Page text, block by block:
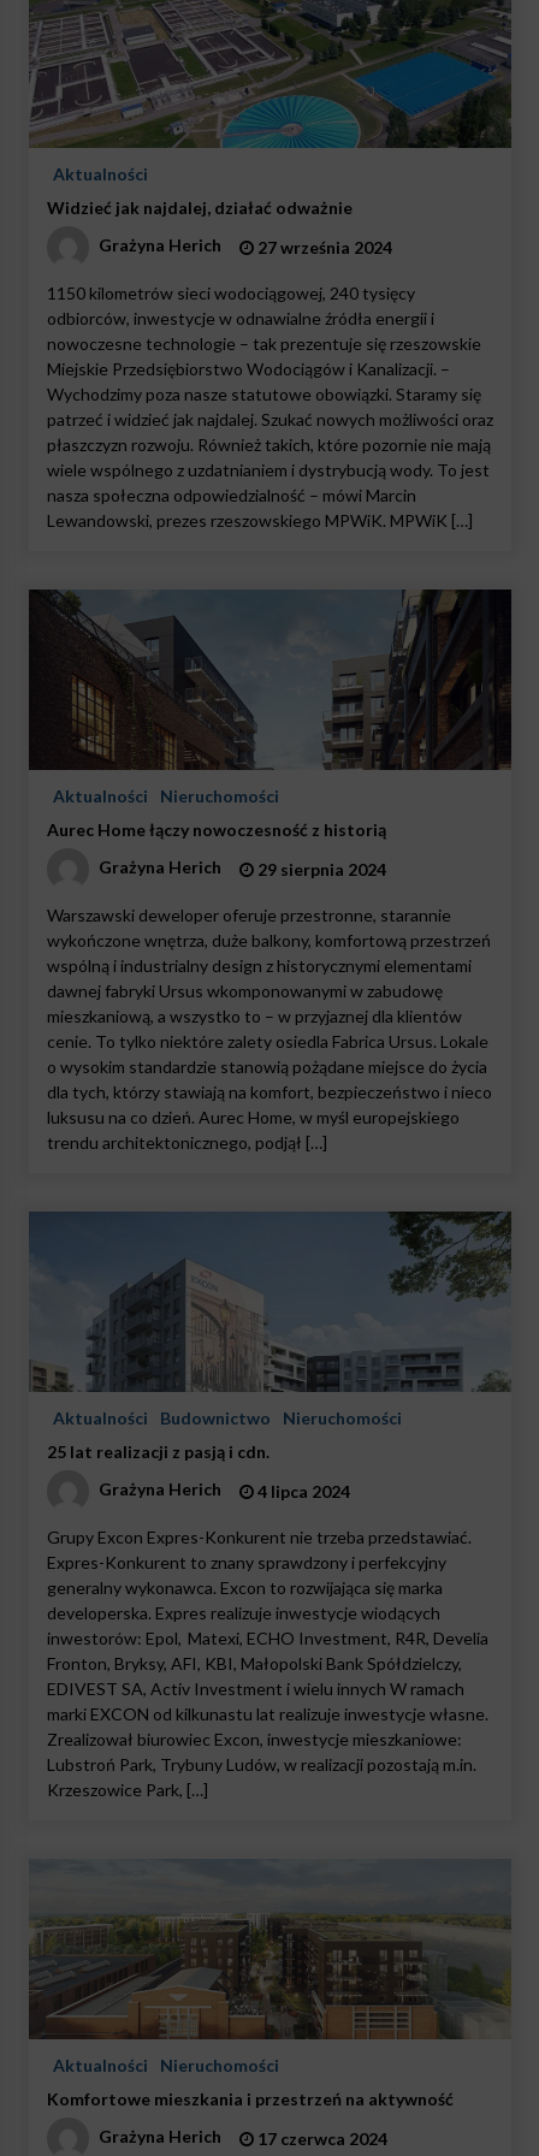
Aktualności
Widzieć jak najdalej, działać odważnie
Grażyna Herich
27 września 2024
1150 kilometrów sieci wodociągowej, 240 tysięcy
odbiorców, inwestycje w odnawialne źródła energii i
nowoczesne technologie – tak prezentuje się rzeszowskie
Miejskie Przedsiębiorstwo Wodociągów i Kanalizacji. –
Wychodzimy poza nasze statutowe obowiązki. Staramy się
patrzeć i widzieć jak najdalej. Szukać nowych możliwości oraz
płaszczyzn rozwoju. Również takich, które pozornie nie mają
wiele wspólnego z uzdatnianiem i dystrybucją wody. To jest
nasza społeczna odpowiedzialność – mówi Marcin
Lewandowski, prezes rzeszowskiego MPWiK. MPWiK […]
Aktualności
Nieruchomości
Aurec Home łączy nowoczesność z historią
Grażyna Herich
29 sierpnia 2024
Warszawski deweloper oferuje przestronne, starannie
wykończone wnętrza, duże balkony, komfortową przestrzeń
wspólną i industrialny design z historycznymi elementami
dawnej fabryki Ursus wkomponowanymi w zabudowę
mieszkaniową, a wszystko to – w przyjaznej dla klientów
cenie. To tylko niektóre zalety osiedla Fabrica Ursus. Lokale
o wysokim standardzie stanowią pożądane miejsce do życia
dla tych, którzy stawiają na komfort, bezpieczeństwo i nieco
luksusu na co dzień. Aurec Home, w myśl europejskiego
trendu architektonicznego, podjął […]
Aktualności Budownictwo
Nieruchomości
25 lat realizacji z pasją i cdn.
Grażyna Herich
4 lipca 2024
Grupy Excon Expres-Konkurent nie trzeba przedstawiać.
Expres-Konkurent to znany sprawdzony i perfekcyjny
generalny wykonawca. Excon to rozwijająca się marka
developerska. Expres realizuje inwestycje wiodących
inwestorów: Epol, Matexi, ECHO Investment, R4R, Develia
Fronton, Bryksy, AFI, KBI, Małopolski Bank Spółdzielczy,
EDIVEST SA, Activ Investment i wielu innych W ramach
marki EXCON od kilkunastu lat realizuje inwestycje własne.
Zrealizował biurowiec Excon, inwestycje mieszkaniowe:
Lubstroń Park, Trybuny Ludów, w realizacji pozostają m.in.
Krzeszowice Park, […]
Aktualności
Nieruchomości
Komfortowe mieszkania i przestrzeń na aktywność
Grażyna Herich
17 czerwca 2024